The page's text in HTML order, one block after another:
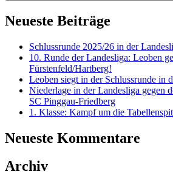
Neueste Beiträge
Schlussrunde 2025/26 in der
10. Runde der Landesliga: Leoben
Fürstenfeld/Hartberg!
Leoben siegt in der Schlussrunde in
Niederlage in der Landesliga gegen
SC Pinggau-Friedberg
1. Klasse: Kampf um die
Neueste Kommentare
Archiv